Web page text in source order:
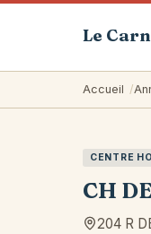
Le
Accueil
CENTRE
CH
204 R